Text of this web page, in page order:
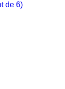
de 6)